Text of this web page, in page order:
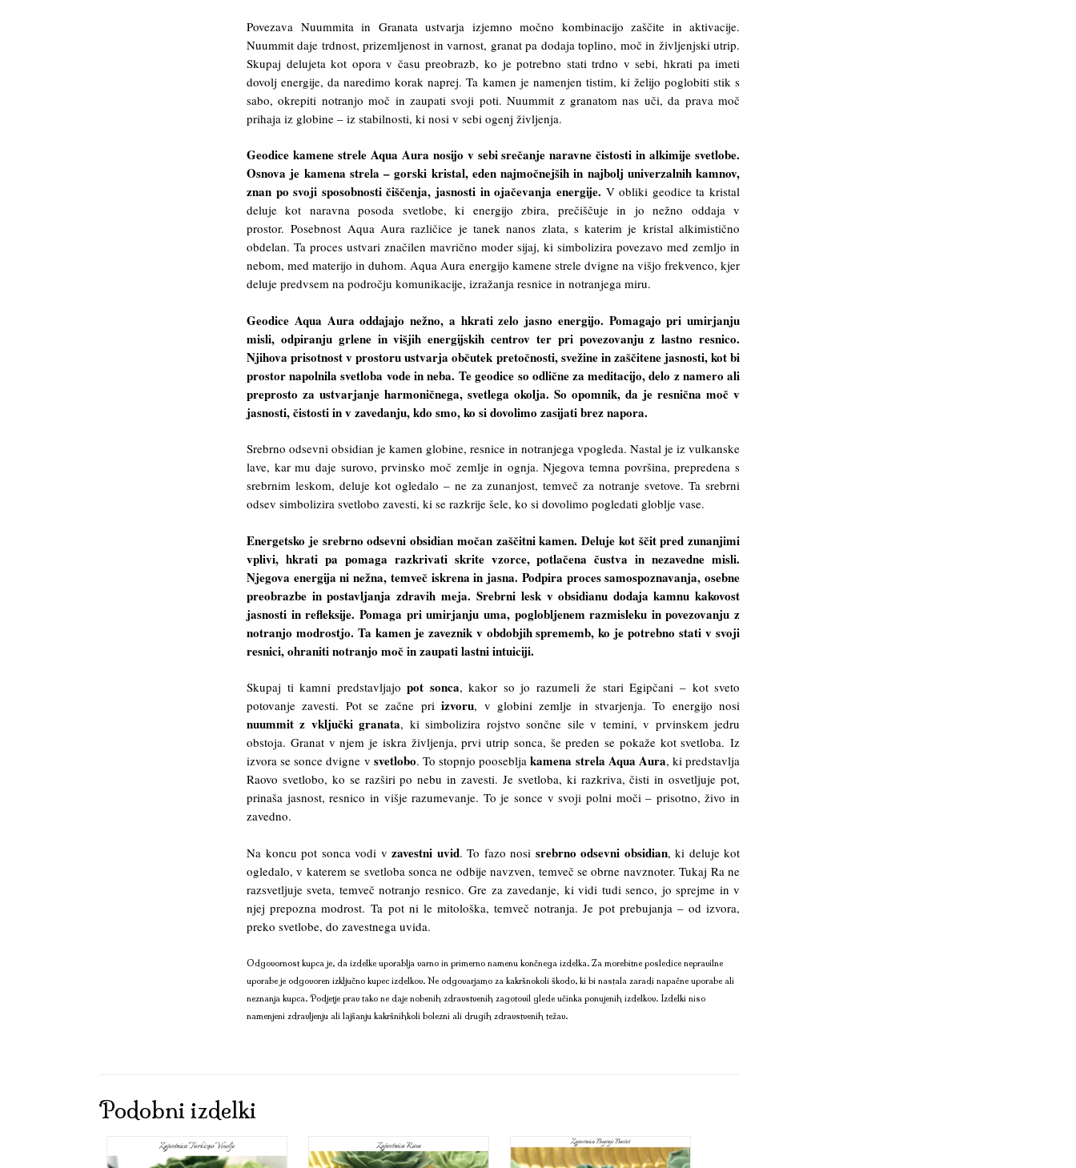
Povezava Nuummita in Granata ustvarja izjemno močno kombinacijo zaščite in aktivacije.
Nuummit daje trdnost, prizemljenost in varnost, granat pa dodaja toplino, moč in življenjski utrip.
Skupaj delujeta kot opora v času preobrazb, ko je potrebno stati trdno v sebi, hkrati pa imeti
dovolj energije, da naredimo korak naprej. Ta kamen je namenjen tistim, ki želijo poglobiti stik s
sabo, okrepiti notranjo moč in zaupati svoji poti. Nuummit z granatom nas uči, da prava moč
prihaja iz globine – iz stabilnosti, ki nosi v sebi ogenj življenja.
Geodice kamene strele Aqua Aura nosijo v sebi srečanje naravne čistosti in alkimije svetlobe.
Osnova je kamena strela – gorski kristal, eden najmočnejših in najbolj univerzalnih kamnov,
znan po svoji sposobnosti čiščenja, jasnosti in ojačevanja energije. V obliki geodice ta kristal
deluje kot naravna posoda svetlobe, ki energijo zbira, prečiščuje in jo nežno oddaja v
prostor. Posebnost Aqua Aura različice je tanek nanos zlata, s katerim je kristal alkimistično
obdelan. Ta proces ustvari značilen mavrično moder sijaj, ki simbolizira povezavo med zemljo in
nebom, med materijo in duhom. Aqua Aura energijo kamene strele dvigne na višjo frekvenco, kjer
deluje predvsem na področju komunikacije, izražanja resnice in notranjega miru.
Geodice Aqua Aura oddajajo nežno, a hkrati zelo jasno energijo. Pomagajo pri umirjanju
misli, odpiranju grlene in višjih energijskih centrov ter pri povezovanju z lastno resnico.
Njihova prisotnost v prostoru ustvarja občutek pretočnosti, svežine in zaščitene jasnosti, kot bi
prostor napolnila svetloba vode in neba. Te geodice so odlične za meditacijo, delo z namero ali
preprosto za ustvarjanje harmoničnega, svetlega okolja. So opomnik, da je resnična moč v
jasnosti, čistosti in v zavedanju, kdo smo, ko si dovolimo zasijati brez napora.
Srebrno odsevni obsidian je kamen globine, resnice in notranjega vpogleda. Nastal je iz vulkanske
lave, kar mu daje surovo, prvinsko moč zemlje in ognja. Njegova temna površina, prepredena s
srebrnim leskom, deluje kot ogledalo – ne za zunanjost, temveč za notranje svetove. Ta srebrni
odsev simbolizira svetlobo zavesti, ki se razkrije šele, ko si dovolimo pogledati globlje vase.
Energetsko je srebrno odsevni obsidian močan zaščitni kamen. Deluje kot ščit pred zunanjimi
vplivi, hkrati pa pomaga razkrivati skrite vzorce, potlačena čustva in nezavedne misli.
Njegova energija ni nežna, temveč iskrena in jasna. Podpira proces samospoznavanja, osebne
preobrazbe in postavljanja zdravih meja. Srebrni lesk v obsidianu dodaja kamnu kakovost
jasnosti in refleksije. Pomaga pri umirjanju uma, poglobljenem razmisleku in povezovanju z
notranjo modrostjo. Ta kamen je zaveznik v obdobjih sprememb, ko je potrebno stati v svoji
resnici, ohraniti notranjo moč in zaupati lastni intuiciji.
Skupaj ti kamni predstavljajopot sonca, kakor so jo razumeli že stari Egipčani – kot sveto
potovanje zavesti. Pot se začne priizvoru, v globini zemlje in stvarjenja. To energijo nosi
nuummit z vključki granata, ki simbolizira rojstvo sončne sile v temini, v prvinskem jedru
obstoja. Granat v njem je iskra življenja, prvi utrip sonca, še preden se pokaže kot svetloba. Iz
izvora se sonce dvigne v svetlobo. To stopnjo poosebljakamena strela Aqua Aura, ki predstavlja
Raovo svetlobo, ko se razširi po nebu in zavesti. Je svetloba, ki razkriva, čisti in osvetljuje pot,
prinaša jasnost, resnico in višje razumevanje. To je sonce v svoji polni moči – prisotno, živo in
zavedno.
Na koncu pot sonca vodi vzavestni uvid. To fazo nosi srebrno odsevni obsidian, ki deluje kot
ogledalo, v katerem se svetloba sonca ne odbije navzven, temveč se obrne navznoter. Tukaj Ra ne
razsvetljuje sveta, temveč notranjo resnico. Gre za zavedanje, ki vidi tudi senco, jo sprejme in v
njej prepozna modrost. Ta pot ni le mitološka, temveč notranja. Je pot prebujanja – od izvora,
preko svetlobe, do zavestnega uvida.
Odgovornost kupca je, da izdelke uporablja varno in primerno namenu končnega izdelka. Za morebitne posledice nepravilne
uporabe je odgovoren izključno kupec izdelkov. Ne odgovarjamo za kakršnokoli škodo, ki bi nastala zaradi napačne uporabe ali
neznanja kupca. Podjetje prav tako ne daje nobenih zdravstvenih zagotovil glede učinka ponujenih izdelkov. Izdelki niso
namenjeni zdravljenju ali lajšanju kakršnihkoli bolezni ali drugih zdravstvenih težav.
Podobni izdelki